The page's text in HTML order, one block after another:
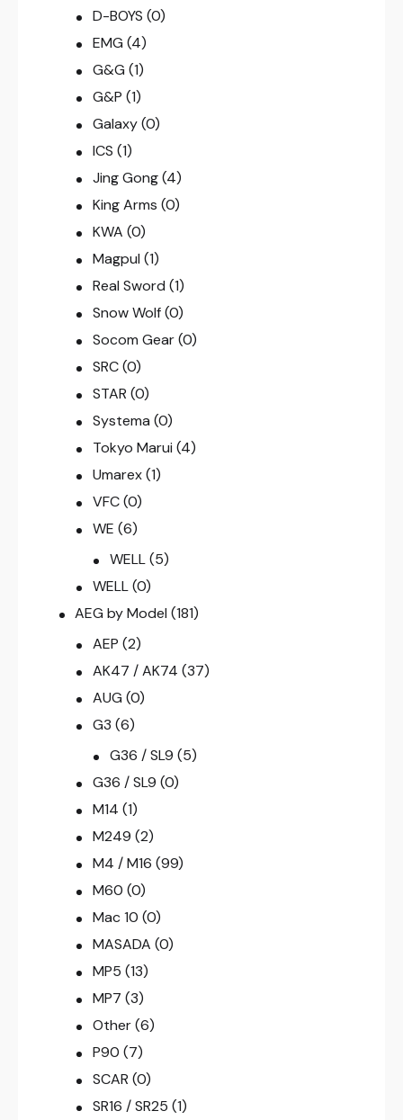
D-BOYS (0)
EMG (4)
G&G (1)
G&P (1)
Galaxy (0)
ICS (1)
Jing Gong (4)
King Arms (0)
KWA (0)
Magpul (1)
Real Sword (1)
Snow Wolf (0)
Socom Gear (0)
SRC (0)
STAR (0)
Systema (0)
Tokyo Marui (4)
Umarex (1)
VFC (0)
WE (6)
WELL (5)
WELL (0)
AEG by Model (181)
AEP (2)
AK47 / AK74 (37)
AUG (0)
G3 (6)
G36 / SL9 (5)
G36 / SL9 (0)
M14 (1)
M249 (2)
M4 / M16 (99)
M60 (0)
Mac 10 (0)
MASADA (0)
MP5 (13)
MP7 (3)
Other (6)
P90 (7)
SCAR (0)
SR16 / SR25 (1)